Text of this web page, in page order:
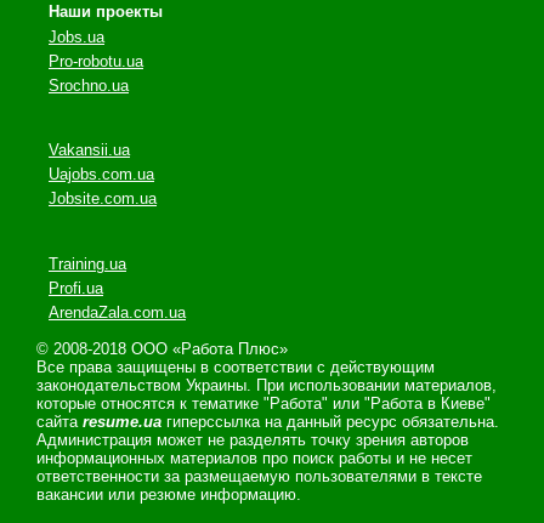
Наши проекты
Jobs.ua
Pro-robotu.ua
Srochno.ua
Vakansii.ua
Uajobs.com.ua
Jobsite.com.ua
Training.ua
Profi.ua
ArendaZala.com.ua
© 2008-2018 ООО «Работа Плюс»
Все права защищены в соответствии с действующим
законодательством Украины. При использовании материалов,
которые относятся к тематике "Работа" или "Работа в Киеве"
сайта resume.ua гиперссылка на данный ресурс обязательна.
Администрация может не разделять точку зрения авторов
информационных материалов про поиск работы и не несет
ответственности за размещаемую пользователями в тексте
вакансии или резюме информацию.